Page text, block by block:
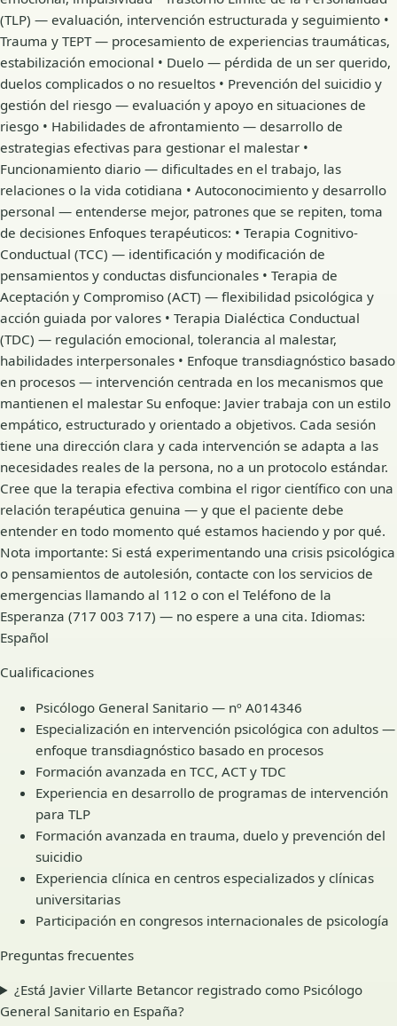
(TLP) — evaluación, intervención estructurada y seguimiento •
Trauma y TEPT — procesamiento de experiencias traumáticas,
estabilización emocional • Duelo — pérdida de un ser querido,
duelos complicados o no resueltos • Prevención del suicidio y
gestión del riesgo — evaluación y apoyo en situaciones de
riesgo • Habilidades de afrontamiento — desarrollo de
estrategias efectivas para gestionar el malestar •
Funcionamiento diario — dificultades en el trabajo, las
relaciones o la vida cotidiana • Autoconocimiento y desarrollo
personal — entenderse mejor, patrones que se repiten, toma
de decisiones Enfoques terapéuticos: • Terapia Cognitivo-
Conductual (TCC) — identificación y modificación de
pensamientos y conductas disfuncionales • Terapia de
Aceptación y Compromiso (ACT) — flexibilidad psicológica y
acción guiada por valores • Terapia Dialéctica Conductual
(TDC) — regulación emocional, tolerancia al malestar,
habilidades interpersonales • Enfoque transdiagnóstico basado
en procesos — intervención centrada en los mecanismos que
mantienen el malestar Su enfoque: Javier trabaja con un estilo
empático, estructurado y orientado a objetivos. Cada sesión
tiene una dirección clara y cada intervención se adapta a las
necesidades reales de la persona, no a un protocolo estándar.
Cree que la terapia efectiva combina el rigor científico con una
relación terapéutica genuina — y que el paciente debe
entender en todo momento qué estamos haciendo y por qué.
Nota importante: Si está experimentando una crisis psicológica
o pensamientos de autolesión, contacte con los servicios de
emergencias llamando al 112 o con el Teléfono de la
Esperanza (717 003 717) — no espere a una cita. Idiomas:
Español
Cualificaciones
Psicólogo General Sanitario — nº A014346
Especialización en intervención psicológica con adultos —
enfoque transdiagnóstico basado en procesos
Formación avanzada en TCC, ACT y TDC
Experiencia en desarrollo de programas de intervención
para TLP
Formación avanzada en trauma, duelo y prevención del
suicidio
Experiencia clínica en centros especializados y clínicas
universitarias
Participación en congresos internacionales de psicología
Preguntas frecuentes
¿Está Javier Villarte Betancor registrado como Psicólogo
General Sanitario en España?